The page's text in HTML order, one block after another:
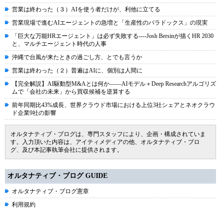
営業は終わった（３）AIを使う者だけが、利他に立てる
営業現場で進むAIエージェントの急増と「生産性のパラドックス」の現実
「巨大な万能HRエージェント」は必ず失敗する----Josh Bersinが描くHR 2030
と、マルチエージェント時代の人事
沖縄で台風が来たときの過ごし方、とでも言うか
営業は終わった（２）普遍はAIに、個別は人間に
【完全解説】AI駆動型M&Aとは何か――AIモデル＋Deep Researchアルゴリズ
ムで「会社の未来」から買収候補を逆算する
前年同期比43%成長、世界クラウド市場における上位3社シェアとネオクラウ
ド企業9社の影響
オルタナティブ・ブログは、専門スタッフにより、企画・構成されていま
す。入力頂いた内容は、アイティメディアの他、オルタナティブ・ブロ
グ、及び本記事執筆会社に提供されます。
オルタナティブ・ブログ GUIDE
オルタナティブ・ブログ憲章
利用規約